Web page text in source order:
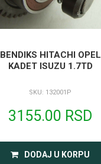
BENDIKS HITACHI OPEL
KADET ISUZU 1.7TD
SKU: 132001P
3155.00 RSD
DODAJ U KORPU